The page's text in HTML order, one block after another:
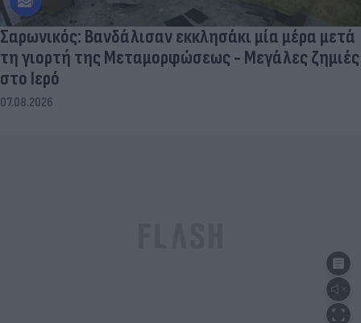
Σαρωνικός: Βανδάλισαν εκκλησάκι μία μέρα μετά
τη γιορτή της Μεταμορφώσεως - Μεγάλες ζημιές
στο Ιερό
07.08.2026